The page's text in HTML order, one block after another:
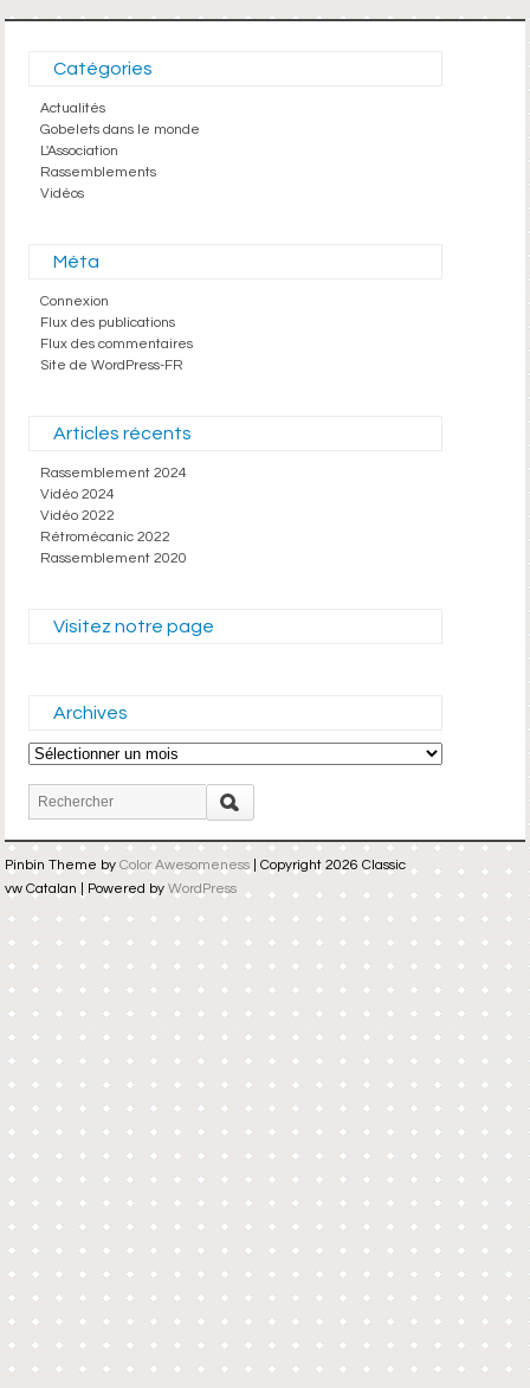
Catégories
Actualités
Gobelets dans le monde
L'Association
Rassemblements
Vidéos
Méta
Connexion
Flux des publications
Flux des commentaires
Site de WordPress-FR
Articles récents
Rassemblement 2024
Vidéo 2024
Vidéo 2022
Rétromécanic 2022
Rassemblement 2020
Visitez notre page
Archives
Archives
Pinbin Theme by Color Awesomeness | Copyright 2026 Classic
vw Catalan | Powered by WordPress